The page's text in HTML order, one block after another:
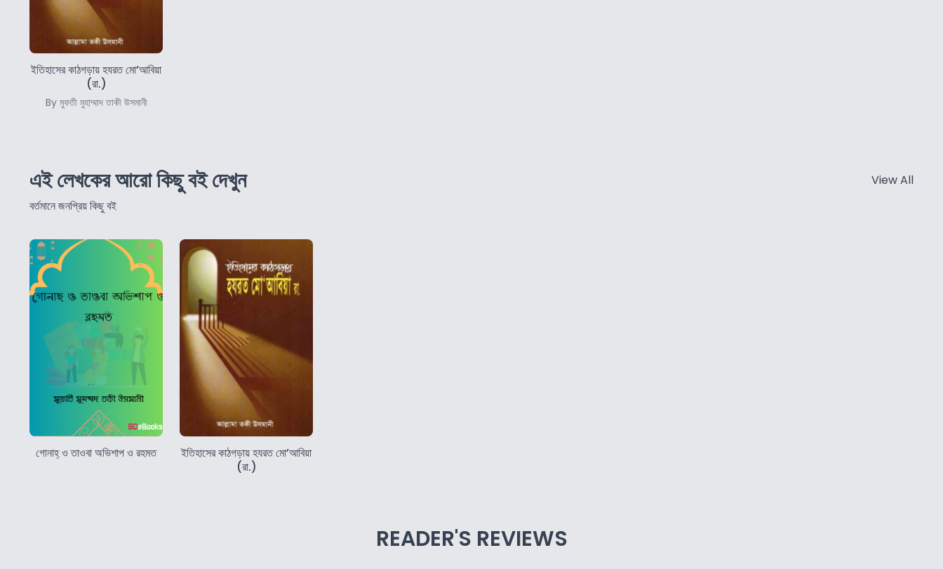
ইতিহাসের কাঠগড়ায় হযরত মো’আবিয়া
(রা.)
By মুফতী মুহাম্মাদ তাকী উসমানী
এই লেখকের আরো কিছু বই দেখুন
বর্তমানে জনপ্রিয় কিছু বই
View All
গোনাহ্ ও তাওবা অভিশাপ ও রহমত
ইতিহাসের কাঠগড়ায় হযরত মো’আবিয়া
(রা.)
READER'S REVIEWS